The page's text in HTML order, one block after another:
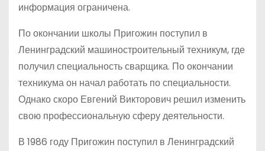
информация ограничена.
По окончании школы Пригожин поступил в
Ленинградский машиностроительный техникум, где
получил специальность сварщика. По окончании
техникума он начал работать по специальности.
Однако скоро Евгений Викторович решил изменить
свою профессиональную сферу деятельности.
В 1986 году Пригожин поступил в Ленинградский